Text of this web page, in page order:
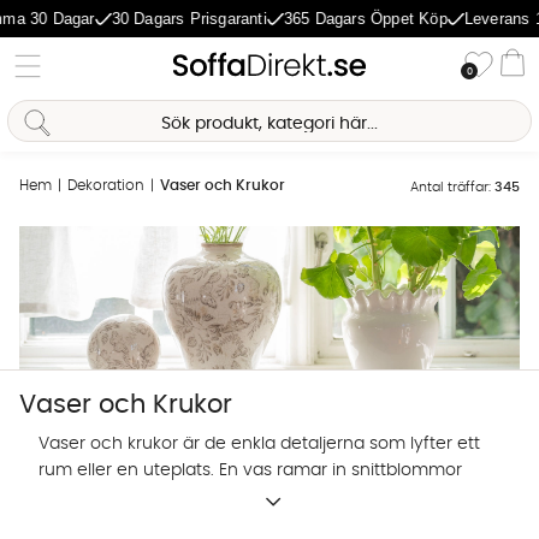
Dagar 30 Dagars Prisgaranti 365 Dagars Öppet Köp Leverans 1-5
0
Hem Dekoration Vaser och Krukor Antal träffar: 345
Vaser och Krukor
Vaser och krukor är de enkla detaljerna som lyfter ett
rum eller en uteplats. En vas ramar in snittblommor
och grönt, medan en kruka ger krukväxterna ett